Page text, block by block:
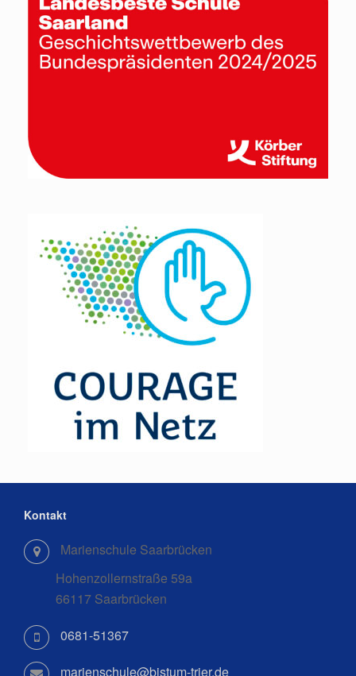
Kontakt
Marienschule Saarbrücken
Hohenzollernstraße 59a
66117 Saarbrücken
0681-51367
marienschule@bistum-trier.de